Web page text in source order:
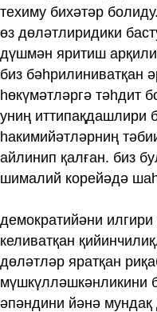
техиму бихәтәр
өз дөләтлиридики
дүшмән яритиш
биз бәһрилиниватқан
һөкүмәтләргә тәһдит
униң иттипақдашлири
һакимийәтләрниң
айлинип қалған. биз
шималий корейәдә
демократийәни
келиватқан
дөләтләр яратқан
мүшкүлләшкәнликини
әпәндини йәнә